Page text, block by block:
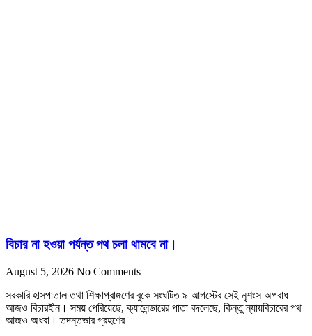
বিচার না হওয়া পর্যন্ত পথ চলা থামবে না।
August 5, 2026 No Comments
সরকারি হাসপাতাল তথা শিক্ষাপ্রাঙ্গণের বুকে সংঘটিত ৯ আগস্টের সেই নৃশংস অপরাধ
আজও বিচারহীন। সময় পেরিয়েছে, ক্যালেন্ডারের পাতা বদলেছে, কিন্তু ন্যায়বিচারের পথ
আজও অধরা। তদন্তভার গ্রহণের